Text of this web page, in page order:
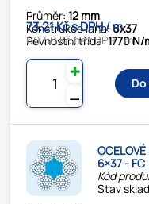
Průměr:12 mm
Konstrukce lana: 6x37
Pevnostní třída:1770 N/
73.21 Kč s DPH / m
60.50 Kč bez DPH / m
⚊
✚
6×37 - FC
Kód
Stav